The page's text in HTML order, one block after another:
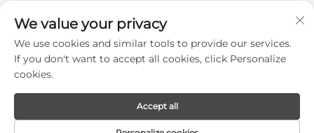
Tel.: +82-3180427370
Telefon: +86-15564344404
WhatsApp: +82-1022396668
Urheberrecht © 2024 Mepro Medical Co.,Ltd.
We value your privacy
We use cookies and similar tools to provide our services.
If you don't want to accept all cookies, click Personalize
cookies.
Accept all